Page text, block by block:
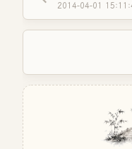
2014-04-01